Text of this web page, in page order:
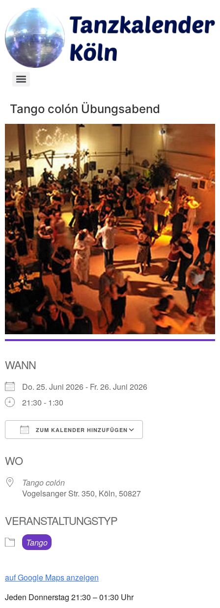
Tango colón Übungsabend
WANN
Do. 25. Juni 2026 - Fr. 26. Juni 2026
21:30 - 1:30
ZUM KALENDER HINZUFÜGEN
WO
Tango colón
Vogelsanger Str. 350, Köln, 50827
VERANSTALTUNGSTYP
Tango
auf Google Maps anzeigen
Jeden Donnerstag 21:30 – 01:30 Uhr